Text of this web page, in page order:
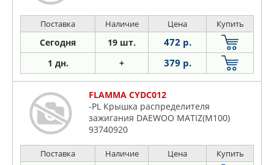
Поставка Наличие Цена Купить
Сегодня 19 шт. 472 р.
1 дн. + 379 р.
FLAMMA CYDC012
-PL Крышка распределителя
зажигания DAEWOO MATIZ(M100)
93740920
Поставка Наличие Цена Купить